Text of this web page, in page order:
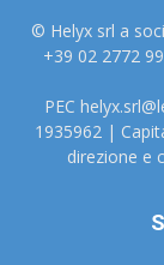
© Helyx srl a
+39 02 2772
PEC
1935962 |
direzione e